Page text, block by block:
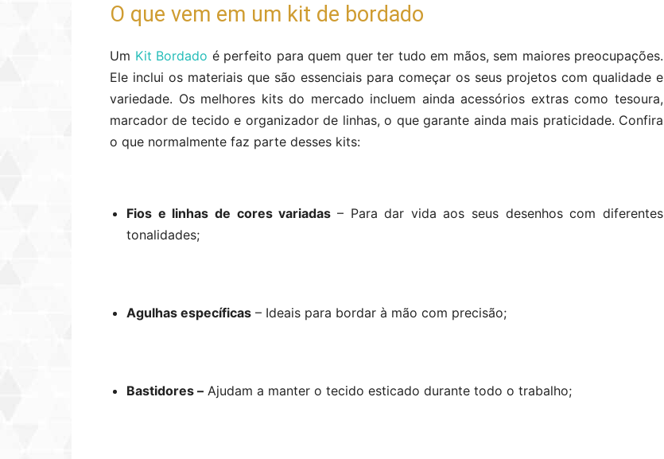
O que vem em um kit de bordado
Um Kit Bordado é perfeito para quem quer ter tudo em mãos, sem maiores preocupações.
Ele inclui os materiais que são essenciais para começar os seus projetos com qualidade e
variedade. Os melhores kits do mercado incluem ainda acessórios extras como tesoura,
marcador de tecido e organizador de linhas, o que garante ainda mais praticidade. Confira
o que normalmente faz parte desses kits:
Fios e linhas de cores variadas – Para dar vida aos seus desenhos com diferentes
tonalidades;
Agulhas específicas – Ideais para bordar à mão com precisão;
Bastidores – Ajudam a manter o tecido esticado durante todo o trabalho;